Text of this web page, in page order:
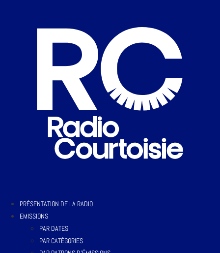
PRÉSENTATION DE LA RADIO
EMISSIONS
PAR DATES
PAR CATÉGORIES